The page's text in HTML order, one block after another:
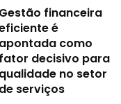
Gestão financeira
é
apontada como
fator decisivo para
qualidade no setor
de serviços